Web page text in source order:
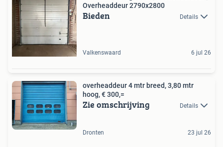
Overheaddeur 2790x2800
Bieden Details
Valkenswaard 6 jul 26
overheaddeur 4 mtr breed, 3,80 mtr
hoog, € 300,=
Zie omschrijving Details
Dronten 23 jul 26